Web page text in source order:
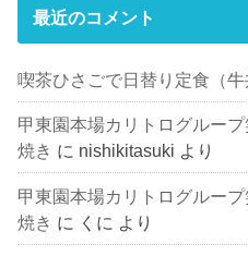
最近のコメント
喫茶ひさごで日替り定食（牛
甲東園本場カリトログルー
焼き に nishikitasuki より
甲東園本場カリトログルー
焼き に くに より